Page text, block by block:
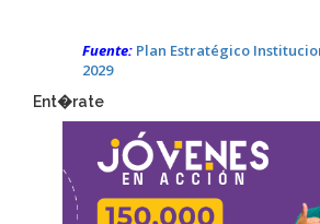
Fuente: Plan Estratégico
2029
Ent�rate